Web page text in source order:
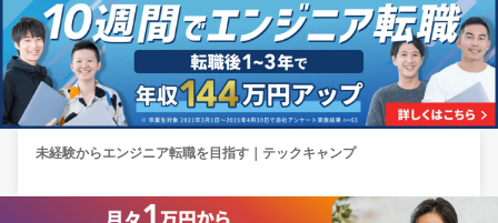
未経験からエンジニア転職を目指す｜テックキャンプ